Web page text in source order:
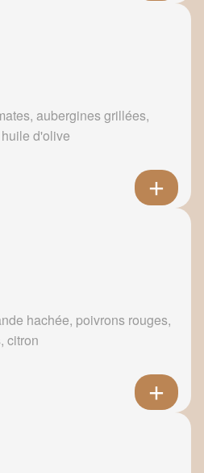
aubergines grillées,
d'olive
hachée, poivrons rouges,
citron